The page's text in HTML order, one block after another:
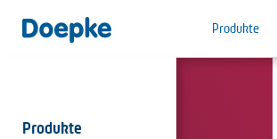
Produkte
Produkte